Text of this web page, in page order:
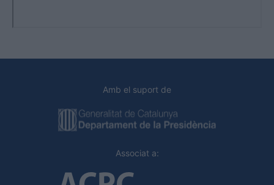
Amb el suport de
Associat a: